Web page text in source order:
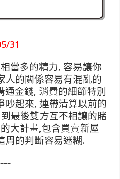
31
當多的精力, 容易讓你
人的關係容易有混亂的
金錢, 消費的細節特別
吵起來, 連帶清算以前的
最後雙方互不相讓的賭
大計畫,包含買賣新屋
周的判斷容易迷糊.